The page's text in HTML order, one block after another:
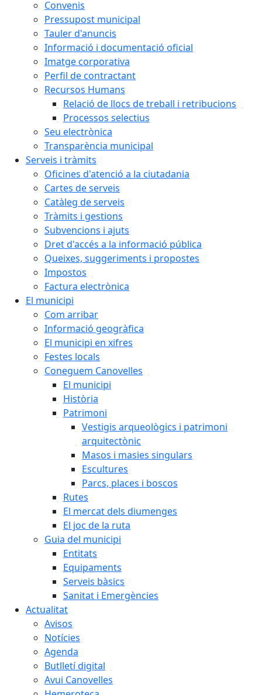
Convenis
Pressupost municipal
Tauler d'anuncis
Informació i documentació oficial
Imatge corporativa
Perfil de contractant
Recursos Humans
Relació de llocs de treball i retribucions
Processos selectius
Seu electrònica
Transparència municipal
Serveis i tràmits
Oficines d'atenció a la ciutadania
Cartes de serveis
Catàleg de serveis
Tràmits i gestions
Subvencions i ajuts
Dret d'accés a la informació pública
Queixes, suggeriments i propostes
Impostos
Factura electrònica
El municipi
Com arribar
Informació geogràfica
El municipi en xifres
Festes locals
Coneguem Canovelles
El municipi
Història
Patrimoni
Vestigis arqueològics i patrimoni
arquitectònic
Masos i masies singulars
Escultures
Parcs, places i boscos
Rutes
El mercat dels diumenges
El joc de la ruta
Guia del municipi
Entitats
Equipaments
Serveis bàsics
Sanitat i Emergències
Actualitat
Avisos
Notícies
Agenda
Butlletí digital
Avui Canovelles